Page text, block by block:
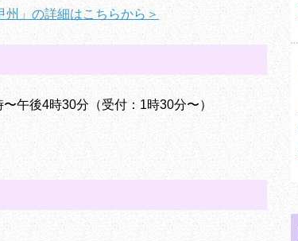
」の詳細はこちらから＞
午後4時30分（受付：1時30分〜）